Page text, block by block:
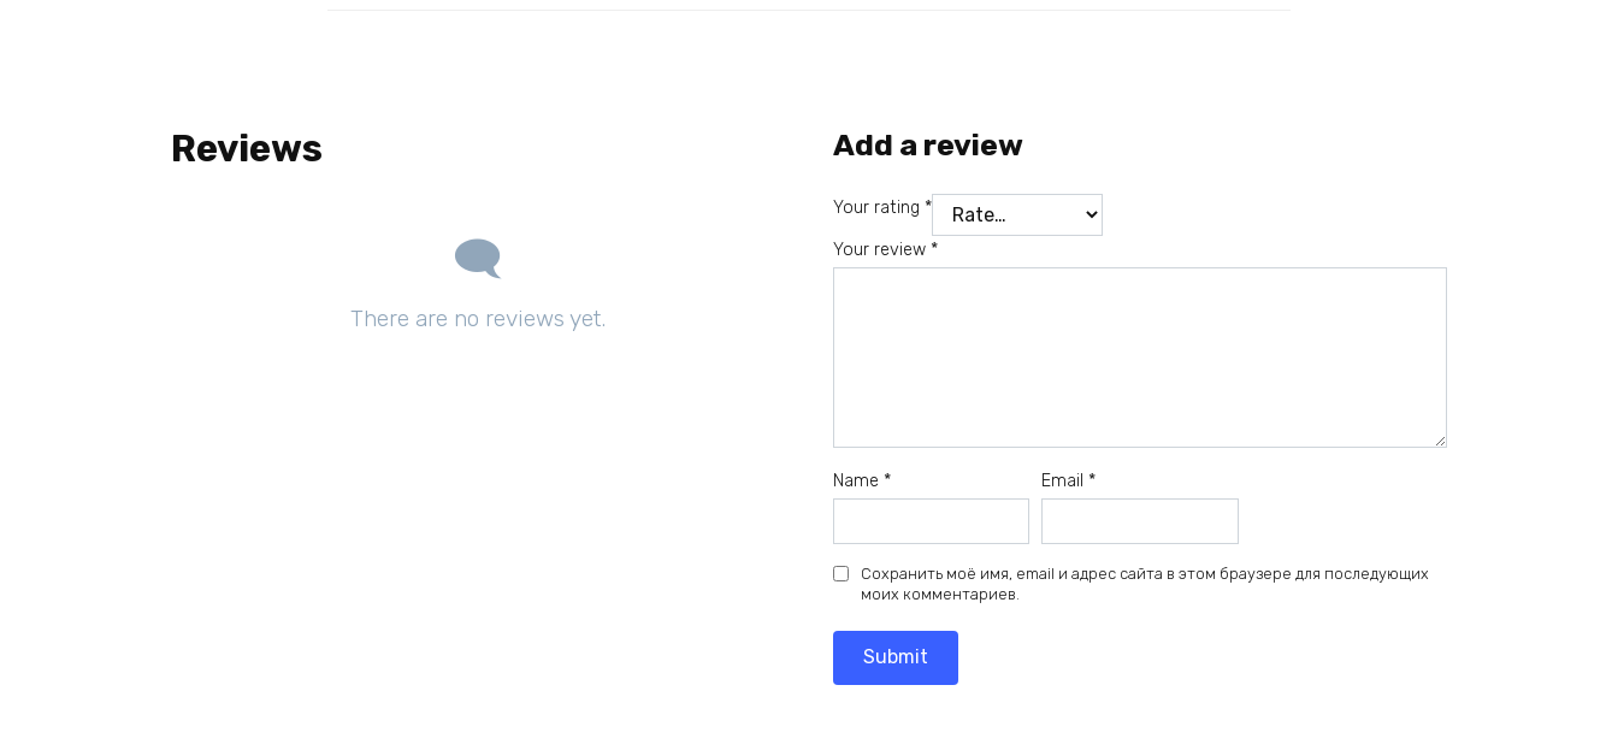
Reviews
There are no reviews yet.
Add a review
Your rating *
Your review *
Name * Email *
Сохранить моё имя, email и адрес сайта в этом браузере для последующих
моих комментариев.